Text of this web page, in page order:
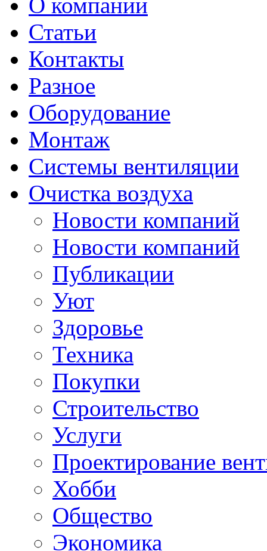
Статьи
Контакты
Разное
Оборудование
Монтаж
Системы вентиляции
Очистка воздуха
Новости компаний
Новости компаний
Публикации
Уют
Здоровье
Техника
Покупки
Строительство
Услуги
Проектирование
Хобби
Общество
Экономика